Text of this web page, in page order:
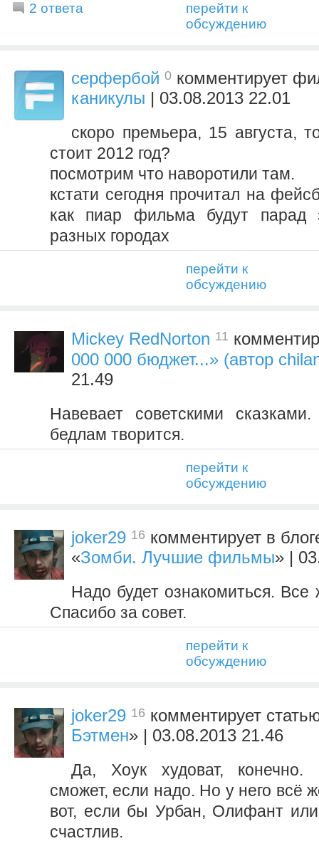
2 ответа
перейти к
обсуждению
серфербой 0 комментирует
каникулы | 03.08.2013 22.01
скоро премьера, 15 августа,
стоит 2012 год?
посмотрим что наворотили там.
кстати сегодня прочитал на
как пиар фильма будут парад
разных городах
перейти к
обсуждению
Mickey RedNorton 11
000 000 бюджет...» (автор
21.49
Навевает советскими
бедлам творится.
перейти к
обсуждению
joker29 16 комментирует в
«Зомби. Лучшие фильмы» |
Надо будет ознакомиться.
Спасибо за совет.
перейти к
обсуждению
joker29 16 комментирует
Бэтмен» | 03.08.2013 21.46
Да, Хоук худоват, конечно.
сможет, если надо. Но у него всё
вот, если бы Урбан, Олифант
счастлив.